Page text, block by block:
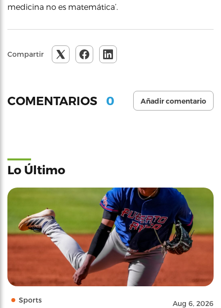
medicina no es matemática’.
Compartir
COMENTARIOS 0 Añadir comentario
Lo Último
Sports Aug 6, 2026